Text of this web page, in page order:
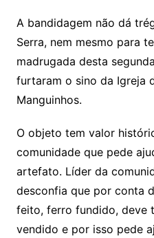
at
s
A
p
p
c
e
b
o
o
k
itt
er
ai
l
A bandidagem não dá
Serra, nem mesmo para
madrugada desta
furtaram o sino da Igreja
Manguinhos.
O objeto tem valor
comunidade que pede
artefato. Líder da
desconfia que por conta
feito, ferro fundido, deve
vendido e por isso pede